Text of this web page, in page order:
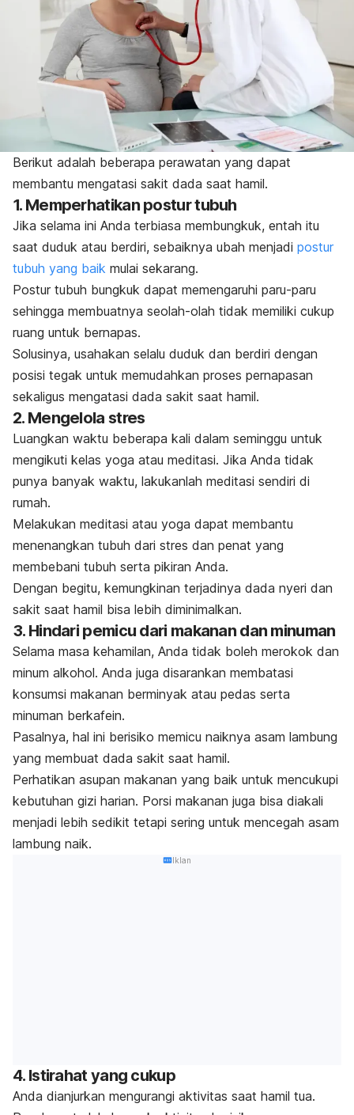
Berikut adalah beberapa perawatan yang dapat
membantu mengatasi sakit dada saat hamil.
1. Memperhatikan postur tubuh
Jika selama ini Anda terbiasa membungkuk, entah itu
saat duduk atau berdiri, sebaiknya ubah menjadi postur
tubuh yang baik mulai sekarang.
Postur tubuh bungkuk dapat memengaruhi paru-paru
sehingga membuatnya seolah-olah tidak memiliki cukup
ruang untuk bernapas.
Solusinya, usahakan selalu duduk dan berdiri dengan
posisi tegak untuk memudahkan proses pernapasan
sekaligus mengatasi dada sakit saat hamil.
2. Mengelola stres
Luangkan waktu beberapa kali dalam seminggu untuk
mengikuti kelas yoga atau meditasi. Jika Anda tidak
punya banyak waktu, lakukanlah meditasi sendiri di
rumah.
Melakukan meditasi atau yoga dapat membantu
menenangkan tubuh dari stres dan penat yang
membebani tubuh serta pikiran Anda.
Dengan begitu, kemungkinan terjadinya dada nyeri dan
sakit saat hamil bisa lebih diminimalkan.
3. Hindari pemicu dari makanan dan minuman
Selama masa kehamilan, Anda tidak boleh merokok dan
minum alkohol. Anda juga disarankan membatasi
konsumsi makanan berminyak atau pedas serta
minuman berkafein.
Pasalnya, hal ini berisiko memicu naiknya asam lambung
yang membuat dada sakit saat hamil.
Perhatikan asupan makanan yang baik untuk mencukupi
kebutuhan gizi harian. Porsi makanan juga bisa diakali
menjadi lebih sedikit tetapi sering untuk mencegah asam
lambung naik.
Iklan
4. Istirahat yang cukup
Anda dianjurkan mengurangi aktivitas saat hamil tua.